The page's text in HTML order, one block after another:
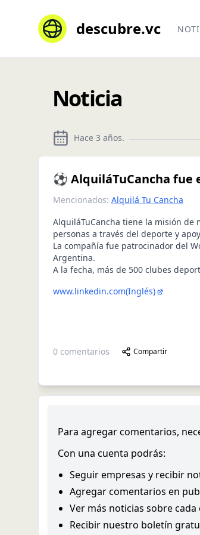
descubre.vc
Noticia
Hace 3 años.
⚽️ AlquiláTuCancha fue
Mencionados: Alquilá Tu Cancha
AlquiláTuCancha tiene la misión de
personas a través del deporte y
La compañía fue patrocinador del
Argentina.
A la fecha, más de 500 clubes
www.linkedin.com(Inglés)
0 comentarios Compartir
Para agregar comentarios,
Con una cuenta podrás:
Seguir empresas y recibir
Agregar comentarios en
Ver más noticias sobre cada
Recibir nuestro boletín